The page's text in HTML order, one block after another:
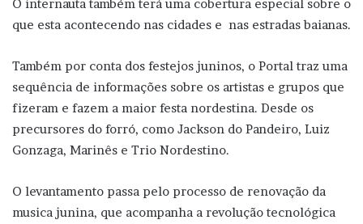
O internauta também terá uma cobertura especial sobre o
que esta acontecendo nas cidades e nas estradas baianas.
Também por conta dos festejos juninos, o Portal traz uma
sequência de informações sobre os artistas e grupos que
fizeram e fazem a maior festa nordestina. Desde os
precursores do forró, como Jackson do Pandeiro, Luiz
Gonzaga, Marinês e Trio Nordestino.
O levantamento passa pelo processo de renovação da
musica junina, que acompanha a revolução tecnológica